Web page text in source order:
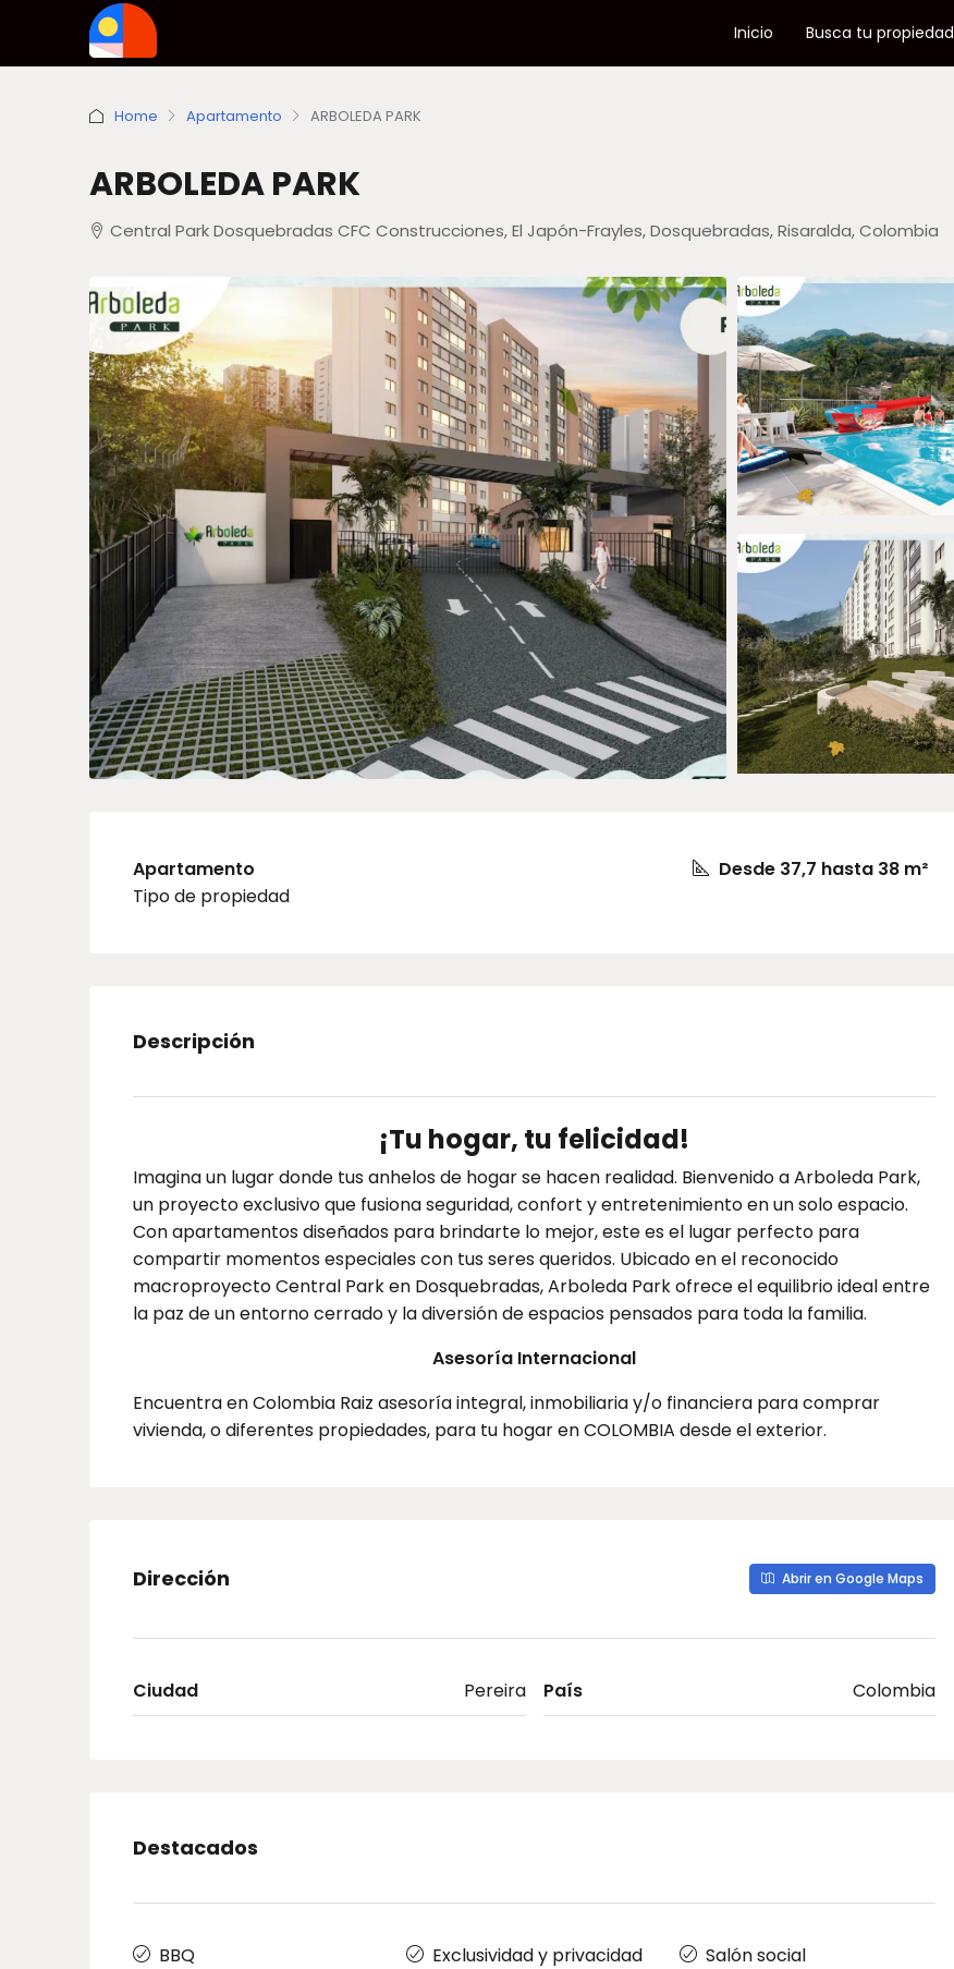
Inicio Busca tu propiedad
Home Apartamento ARBOLEDA PARK
ARBOLEDA PARK
Central Park Dosquebradas CFC Construcciones, El Japón-Frayles, Dosquebradas, Risaralda, Colombia
Apartamento
Tipo de propiedad
Desde 37,7 hasta 38 m²
Descripción
¡Tu hogar, tu felicidad!
Imagina un lugar donde tus anhelos de hogar se hacen realidad. Bienvenido a Arboleda Park,
un proyecto exclusivo que fusiona seguridad, confort y entretenimiento en un solo espacio.
Con apartamentos diseñados para brindarte lo mejor, este es el lugar perfecto para
compartir momentos especiales con tus seres queridos. Ubicado en el reconocido
macroproyecto Central Park en Dosquebradas, Arboleda Park ofrece el equilibrio ideal entre
la paz de un entorno cerrado y la diversión de espacios pensados para toda la familia.
Asesoría Internacional
Encuentra en Colombia Raiz asesoría integral, inmobiliaria y/o financiera para comprar
vivienda, o diferentes propiedades, para tu hogar en COLOMBIA desde el exterior.
Dirección Abrir en Google Maps
Ciudad Pereira País Colombia
Destacados
BBQ
Exclusividad y privacidad
Salón social